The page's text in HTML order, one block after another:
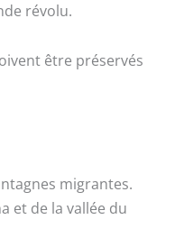
révolu.
être préservés
migrantes.
et de la vallée du